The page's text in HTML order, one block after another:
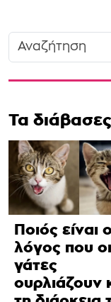
Τα
Ποιός είναι
λόγος που οι
γάτες
ουρλιάζουν